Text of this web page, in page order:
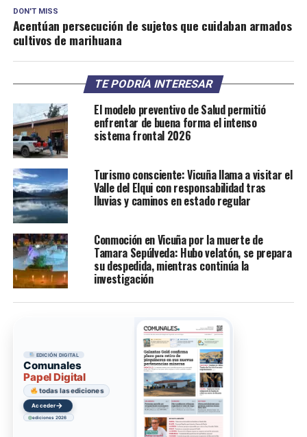
DON'T MISS
Acentúan persecución de sujetos que cuidaban armados
cultivos de marihuana
TE PODRÍA INTERESAR
El modelo preventivo de Salud permitió
enfrentar de buena forma el intenso
sistema frontal 2026
Turismo consciente: Vicuña llama a visitar el
Valle del Elqui con responsabilidad tras
lluvias y caminos en estado regular
Conmoción en Vicuña por la muerte de
Tamara Sepúlveda: Hubo velatón, se prepara
su despedida, mientras continúa la
investigación
EDICIÓN DIGITAL
Comunales
Papel Digital
todas las ediciones
Acceder→
ediciones 2026